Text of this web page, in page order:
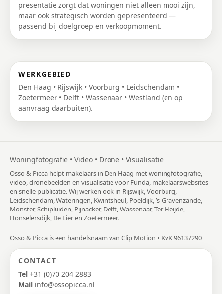
presentatie zorgt dat woningen niet alleen mooi zijn,
maar ook strategisch worden gepresenteerd —
passend bij doelgroep en verkoopmoment.
WERKGEBIED
Den Haag • Rijswijk • Voorburg • Leidschendam •
Zoetermeer • Delft • Wassenaar • Westland (en op
aanvraag daarbuiten).
Woningfotografie • Video • Drone • Visualisatie
Osso & Picca helpt makelaars in Den Haag met woningfotografie,
video, dronebeelden en visualisatie voor Funda, makelaarswebsites
en snelle publicatie. Wij werken ook in Rijswijk, Voorburg,
Leidschendam, Wateringen, Kwintsheul, Poeldijk, ’s-Gravenzande,
Monster, Schipluiden, Pijnacker, Delft, Wassenaar, Ter Heijde,
Honselersdijk, De Lier en Zoetermeer.
Osso & Picca is een handelsnaam van Clip Motion • KvK 96137290
CONTACT
Tel +31 (0)70 204 2883
Mail info@ossopicca.nl